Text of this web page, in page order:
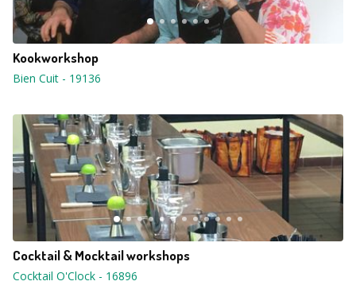
Kookworkshop
Bien Cuit - 19136
Cocktail & Mocktail workshops
Cocktail O'Clock - 16896